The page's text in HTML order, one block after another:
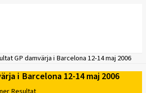
GP damvärja i Barcelona 12-14 maj 2006
i Barcelona 12-14 maj 2006